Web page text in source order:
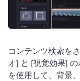
コンテンツ検索を
オ] と [視覚効果]
を使用して、背景